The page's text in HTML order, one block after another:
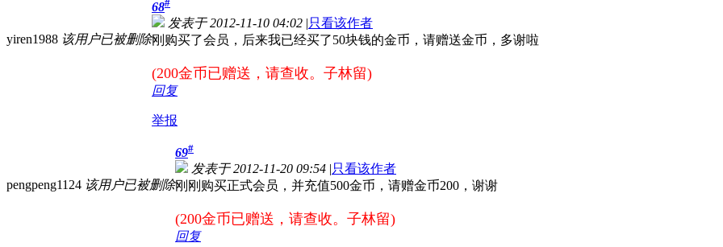
yiren1988 该用户已被删除
68#
发表于 2012-11-10 04:02 |只看该作者
刚购买了会员，后来我已经买了50块钱的金币，请赠送金币，多谢啦
(200金币已赠送，请查收。子林留)
回复
举报
pengpeng1124 该用户已被删除
69#
发表于 2012-11-20 09:54 |只看该作者
刚刚购买正式会员，并充值500金币，请赠金币200，谢谢
(200金币已赠送，请查收。子林留)
回复